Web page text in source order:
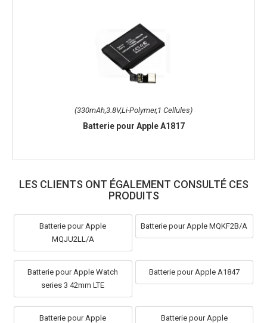
(330mAh,3.8V,Li-Polymer,1 Cellules)
Batterie pour Apple A1817
LES CLIENTS ONT ÉGALEMENT CONSULTÉ CES
PRODUITS
Batterie pour Apple
MQJU2LL/A
Batterie pour Apple MQKF2B/A
Batterie pour Apple Watch
series 3 42mm LTE
Batterie pour Apple A1847
Batterie pour Apple
Batterie pour Apple